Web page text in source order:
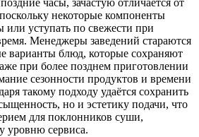
часы, зачастую отличается от
некоторые компоненты
или уступать по свежести при
Менеджеры заведений стараются
варианты блюд, которые сохраняют
при более позднем приготовлении
сезонности продуктов и времени
такому подходу удаётся сохранить
но и эстетику подачи, что
для поклонников суши,
уровню сервиса.